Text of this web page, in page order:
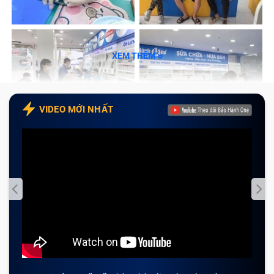
Dấu hiệu nhận biết bàn phím laptop Hp
8440P cần được sửa chữa?
Một trong những điểm thu hút nhất của dòng laptop
phím trên bàn phím được nhà sản xuất phân bổ hợp lý
thận, laptop Hp 8440P xuất hiện lỗi bàn phím hư hỏng
và khiến người dùng cảm thấy bắt tiện. Nếu bạn nhận
các dấu hiệu sau đây thì đã đến lúc thay bàn phím mới
cho laptop Hp 8440P nhé:
XEM THÊM
VIDEO MỚI NHẤT